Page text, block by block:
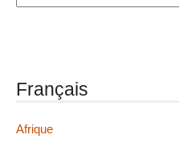
Français
Afrique